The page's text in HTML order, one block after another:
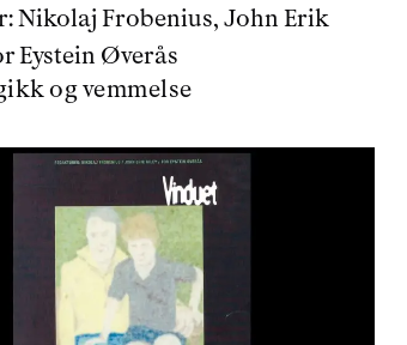
Nikolaj Frobenius, John Erik
Eystein Øverås
og vemmelse